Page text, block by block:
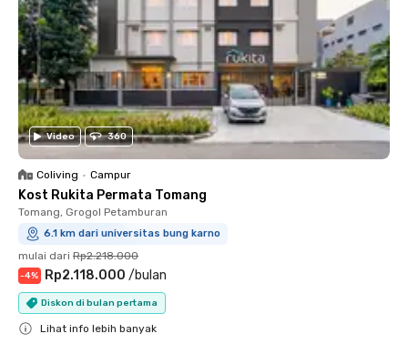
Video 360
Coliving • Campur
Kost Rukita Permata Tomang
Tomang, Grogol Petamburan
6.1 km dari universitas bung karno
mulai dari Rp2.218.000
-4% Rp2.118.000 /bulan
Diskon di bulan pertama
Lihat info lebih banyak